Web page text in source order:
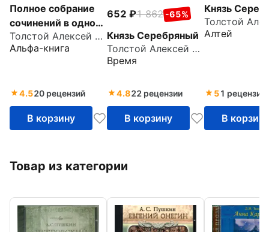
Полное собрание
сочинений в одном
томе
Толстой Алексей Константинович
Альфа-книга
4.520 рецензий
В корзину
652 1 862 -65%
Князь Серебряный
Толстой Алексей Константинович
Время
4.822 рецензии
В корзину
Князь
Алтей
51 рецензия
В корзину
Товар из категории